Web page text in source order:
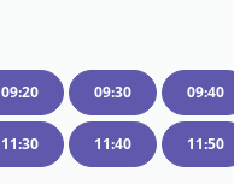
09:20 09:30 09:40
11:30 11:40 11:50